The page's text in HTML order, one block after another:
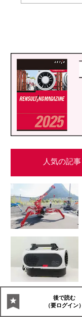
人気の記事
後で読む
（要ログイン）